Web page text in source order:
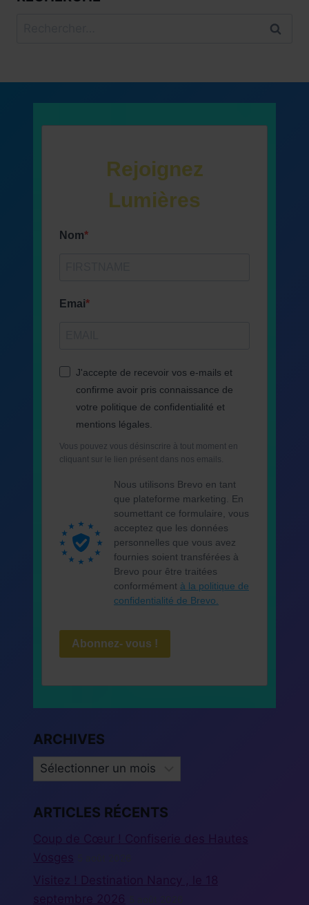
Rejoignez
Lumières
Nom
Emai
J'accepte de recevoir vos e-mails et
confirme avoir pris connaissance de
votre politique de confidentialité et
mentions légales.
Vous pouvez vous désinscrire à tout moment en
cliquant sur le lien présent dans nos emails.
Nous utilisons Brevo en tant
que plateforme marketing. En
soumettant ce formulaire, vous
acceptez que les données
personnelles que vous avez
fournies soient transférées à
Brevo pour être traitées
conformément à la politique de
confidentialité de Brevo.
Abonnez- vous !
ARCHIVES
ARCHIVES
ARTICLES RÉCENTS